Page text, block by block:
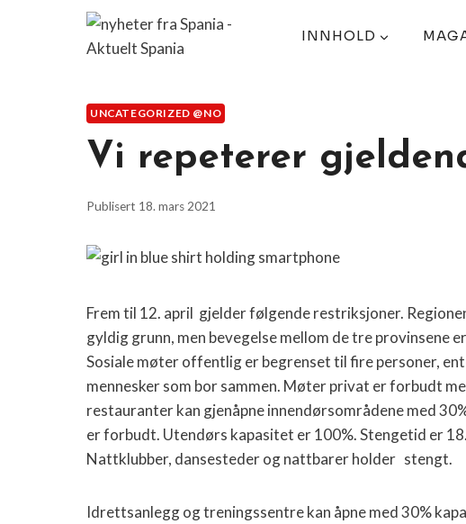
INNHOLD
UNCATEGORIZED @NO
Vi repeterer
Publisert 18. mars 2021
Frem til 12. april gjelder følgende restriksjoner.
gyldig grunn, men bevegelse mellom de tre
Sosiale møter offentlig er begrenset til fire personer,
mennesker som bor sammen. Møter privat er forbudt
restauranter kan gjenåpne innendørsområdene med
er forbudt. Utendørs kapasitet er 100%. Stengetid er
Nattklubber, dansesteder og nattbarer holder stengt.
Idrettsanlegg og treningssentre kan åpne med 30%